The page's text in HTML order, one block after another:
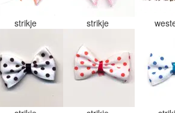
strikje strikje